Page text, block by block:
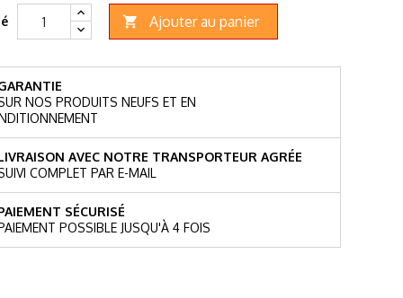
 Ajouter au panier
NOS PRODUITS NEUFS ET EN
AVEC NOTRE TRANSPORTEUR AGRÉE
COMPLET PAR E-MAIL
SÉCURISÉ
POSSIBLE JUSQU'À 4 FOIS